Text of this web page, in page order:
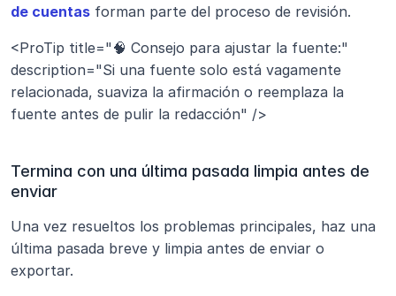
de cuentas forman parte del proceso de revisión.
<ProTip title="🧠 Consejo para ajustar la fuente:"
description="Si una fuente solo está vagamente
relacionada, suaviza la afirmación o reemplaza la
fuente antes de pulir la redacción" />
Termina con una última pasada limpia antes de
enviar
Una vez resueltos los problemas principales, haz una
última pasada breve y limpia antes de enviar o
exportar.